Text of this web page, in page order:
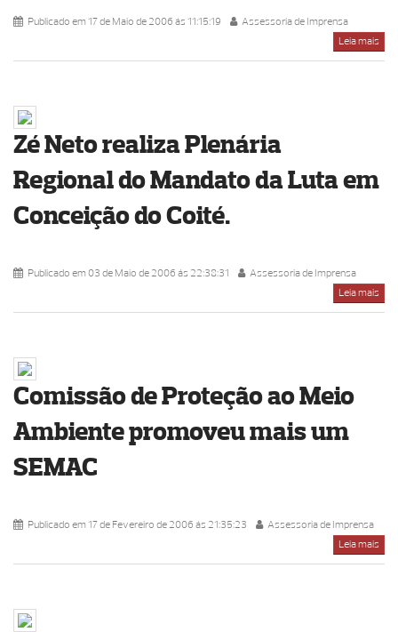
Publicado em 17 de Maio de 2006 ás 11:15:19
Assessoria de Imprensa
Leia mais
Zé Neto realiza Plenária
Regional do Mandato da Luta em
Conceição do Coité.
Publicado em 03 de Maio de 2006 ás 22:38:31
Assessoria de Imprensa
Leia mais
Comissão de Proteção ao Meio
Ambiente promoveu mais um
SEMAC
Publicado em 17 de Fevereiro de 2006 ás 21:35:23
Assessoria de Imprensa
Leia mais